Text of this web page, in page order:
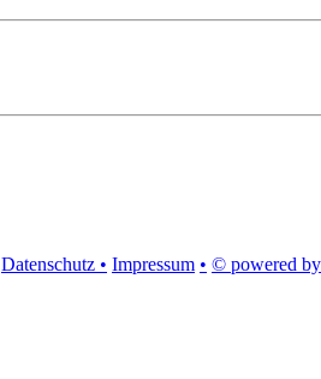
Datenschutz • Impressum • © powered